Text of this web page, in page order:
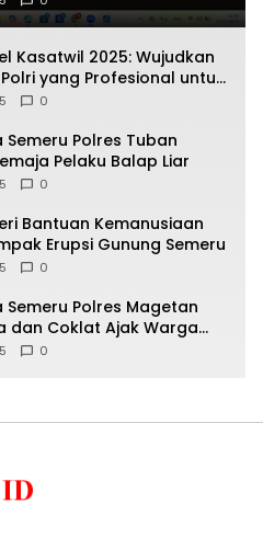
Kasatwil 2025: Wujudkan
yang Profesional untuk
0
Polres Tuban
Pelaku Balap Liar
0
Bantuan Kemanusiaan
Erupsi Gunung Semeru
0
Semeru Polres Magetan
dan Coklat Ajak Warga
0